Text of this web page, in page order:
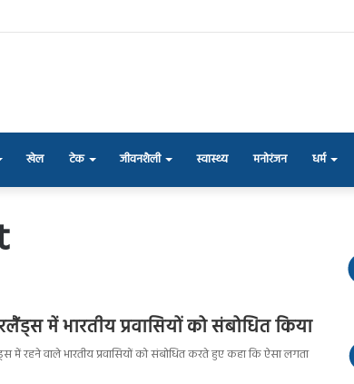
खेल टेक जीवनशैली स्वास्थ्य मनोरंजन धर्म
में भारतीय प्रवासियों को संबोधित किया
में रहने वाले भारतीय प्रवासियों को संबोधित करते हुए कहा कि ऐसा लगता